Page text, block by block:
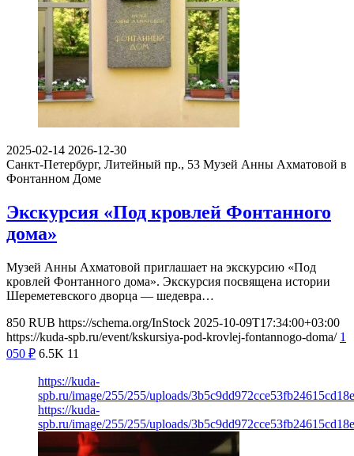
2025-02-14 2026-12-30
Санкт-Петербург, Литейный пр., 53 Музей Анны Ахматовой в
Фонтанном Доме
Экскурсия «Под кровлей Фонтанного
дома»
Музей Анны Ахматовой приглашает на экскурсию «Под
кровлей Фонтанного дома». Экскурсия посвящена истории
Шереметевского дворца — шедевра…
850 RUB https://schema.org/InStock 2025-10-09T17:34:00+03:00
https://kuda-spb.ru/event/kskursiya-pod-krovlej-fontannogo-doma/ 1
050 ₽ 6.5K 11
https://kuda-
spb.ru/image/255/255/uploads/
https://kuda-
spb.ru/image/255/255/uploads/